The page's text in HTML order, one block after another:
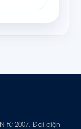
từ 2007. Đại diện